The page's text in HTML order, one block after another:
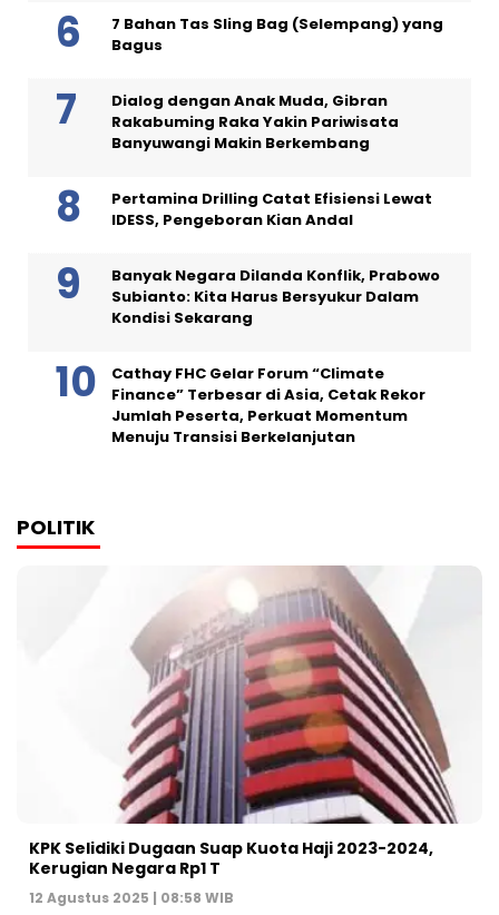
7 Bahan Tas Sling Bag (Selempang) yang
Bagus
Dialog dengan Anak Muda, Gibran
Rakabuming Raka Yakin Pariwisata
Banyuwangi Makin Berkembang
Pertamina Drilling Catat Efisiensi Lewat
IDESS, Pengeboran Kian Andal
Banyak Negara Dilanda Konflik, Prabowo
Subianto: Kita Harus Bersyukur Dalam
Kondisi Sekarang
Cathay FHC Gelar Forum “Climate
Finance” Terbesar di Asia, Cetak Rekor
Jumlah Peserta, Perkuat Momentum
Menuju Transisi Berkelanjutan
POLITIK
KPK Selidiki Dugaan Suap Kuota Haji 2023-2024,
Kerugian Negara Rp1 T
12 Agustus 2025 | 08:58 WIB